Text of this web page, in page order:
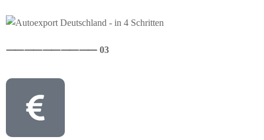
⸺⸺⸺⸺⸺ 03